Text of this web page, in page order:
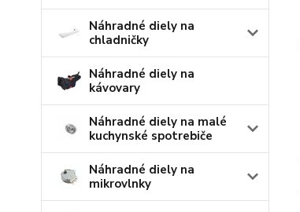
Náhradné diely na
chladničky
Náhradné diely na
kávovary
Náhradné diely na malé
kuchynské spotrebiče
Náhradné diely na
mikrovlnky